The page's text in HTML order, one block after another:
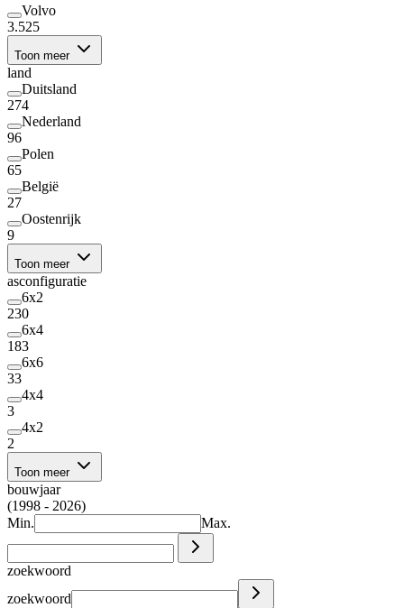
Volvo
3.525
Toon meer
land
Duitsland
274
Nederland
96
Polen
65
België
27
Oostenrijk
9
Toon meer
asconfiguratie
6x2
230
6x4
183
6x6
33
4x4
3
4x2
2
Toon meer
bouwjaar
(1998 - 2026)
Min.
Max.
zoekwoord
zoekwoord